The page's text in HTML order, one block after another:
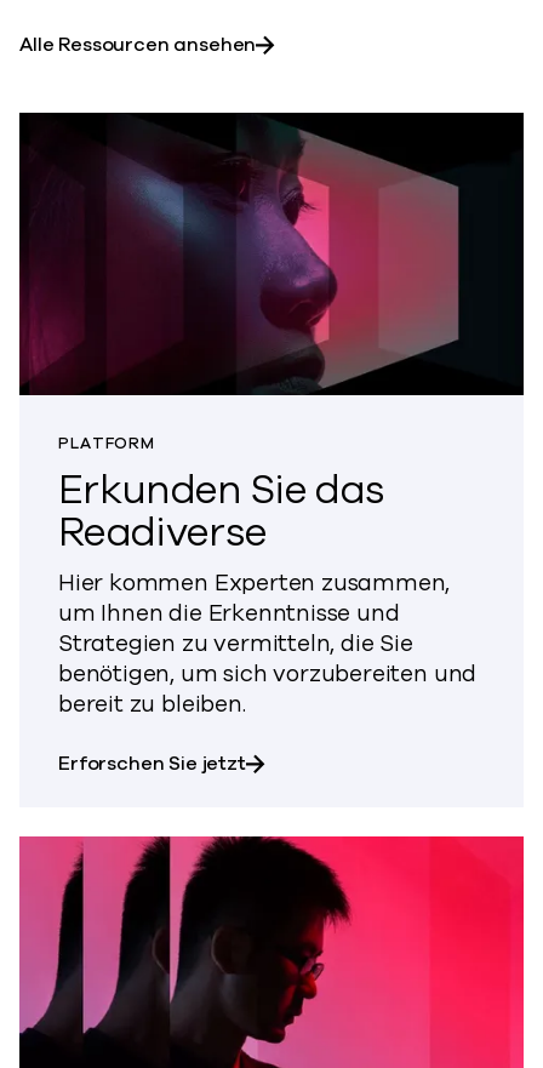
Alle Ressourcen ansehen
PLATFORM
Erkunden Sie das
Readiverse
Hier kommen Experten zusammen,
um Ihnen die Erkenntnisse und
Strategien zu vermitteln, die Sie
benötigen, um sich vorzubereiten und
bereit zu bleiben.
Erforschen Sie jetztdas Readiverse